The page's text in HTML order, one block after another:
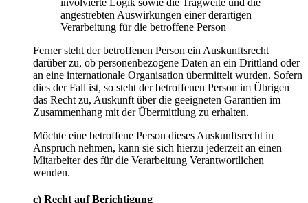
angestrebten Auswirkungen einer derartigen
Verarbeitung für die betroffene Person
Ferner steht der betroffenen Person ein Auskunftsrecht
darüber zu, ob personenbezogene Daten an ein Drittland oder
an eine internationale Organisation übermittelt wurden. Sofern
dies der Fall ist, so steht der betroffenen Person im Übrigen
das Recht zu, Auskunft über die geeigneten Garantien im
Zusammenhang mit der Übermittlung zu erhalten.
Möchte eine betroffene Person dieses Auskunftsrecht in
Anspruch nehmen, kann sie sich hierzu jederzeit an einen
Mitarbeiter des für die Verarbeitung Verantwortlichen
wenden.
c) Recht auf Berichtigung